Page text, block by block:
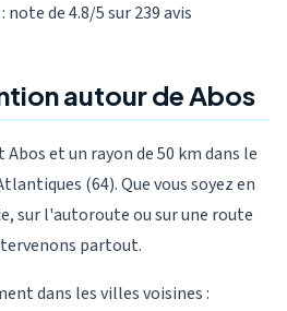
: note de 4.8/5 sur 239 avis
autour de Abos
et un rayon de 50 km dans le
(64). Que vous soyez en
sur l'autoroute ou sur une route
partout.
dans les villes voisines :